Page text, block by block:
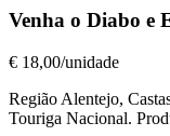
Vinhos
Tintos,
Venha
Diabo
e
Venha o Diabo e
€ 18,00/unidade
Região Alentejo,
Touriga Nacional.